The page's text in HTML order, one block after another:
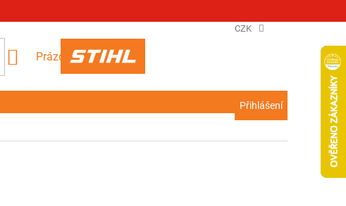
CZK
Přihlášení
NÁKUPNÍ
KOŠÍK
Prázdný košík